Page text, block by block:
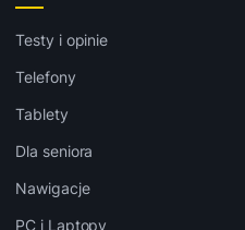
Testy i opinie
Telefony
Tablety
Dla seniora
Nawigacje
PC i Laptopy